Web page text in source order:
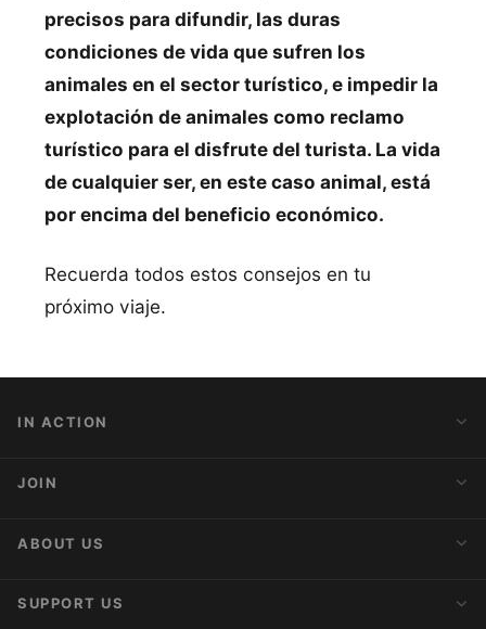
precisos para difundir, las duras
condiciones de vida que sufren los
animales en el sector turístico, e impedir la
explotación de animales como reclamo
turístico para el disfrute del turista. La vida
de cualquier ser, en este caso animal, está
por encima del beneficio económico.
Recuerda todos estos consejos en tu
próximo viaje.
IN ACTION
JOIN
ABOUT US
About AnimaNaturalis
SUPPORT US